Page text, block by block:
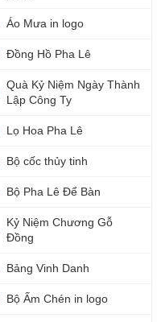
Áo Mưa in logo
Đồng Hồ Pha Lê
Quà Kỷ Niệm Ngày Thành
Lập Công Ty
Lọ Hoa Pha Lê
Bộ cốc thủy tinh
Bộ Pha Lê Để Bàn
Kỷ Niệm Chương Gỗ
Đồng
Bảng Vinh Danh
Bộ Ấm Chén in logo